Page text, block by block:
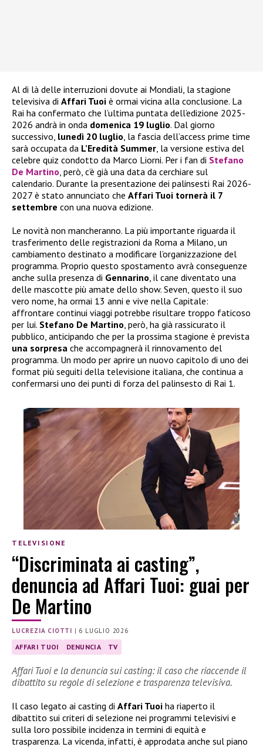
Al di là delle interruzioni dovute ai Mondiali, la stagione
televisiva di Affari Tuoi è ormai vicina alla conclusione. La
Rai ha confermato che l’ultima puntata dell’edizione 2025-
2026 andrà in onda domenica 19 luglio. Dal giorno
successivo, lunedì 20 luglio , la fascia dell’access prime time
sarà occupata da L’Eredità Summer , la versione estiva del
celebre quiz condotto da Marco Liorni. Per i fan di Stefano
De Martino , però, c’è già una data da cerchiare sul
calendario. Durante la presentazione dei palinsesti Rai 2026-
2027 è stato annunciato che Affari Tuoi tornerà il 7
settembre con una nuova edizione.
Le novità non mancheranno. La più importante riguarda il
trasferimento delle registrazioni da Roma a Milano, un
cambiamento destinato a modificare l’organizzazione del
programma. Proprio questo spostamento avrà conseguenze
anche sulla presenza di Gennarino , il cane diventato una
delle mascotte più amate dello show. Seven, questo il suo
vero nome, ha ormai 13 anni e vive nella Capitale:
affrontare continui viaggi potrebbe risultare troppo faticoso
per lui. Stefano De Martino , però, ha già rassicurato il
pubblico, anticipando che per la prossima stagione è prevista
una sorpresa che accompagnerà il rinnovamento del
programma. Un modo per aprire un nuovo capitolo di uno dei
format più seguiti della televisione italiana, che continua a
confermarsi uno dei punti di forza del palinsesto di Rai 1.
TELEVISIONE
“Discriminata ai casting”,
denuncia ad Affari Tuoi: guai per
De Martino
LUCREZIA CIOTTI | 6 LUGLIO 2026
AFFARI TUOI DENUNCIA TV
Affari Tuoi e la denuncia sui casting: il caso che riaccende il
dibattito su regole di selezione e trasparenza televisiva.
Il caso legato ai casting di Affari Tuoi ha riaperto il
dibattito sui criteri di selezione nei programmi televisivi e
sulla loro possibile incidenza in termini di equità e
trasparenza. La vicenda, infatti, è approdata anche sul piano